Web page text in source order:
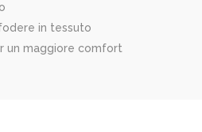
in tessuto
un maggiore comfort